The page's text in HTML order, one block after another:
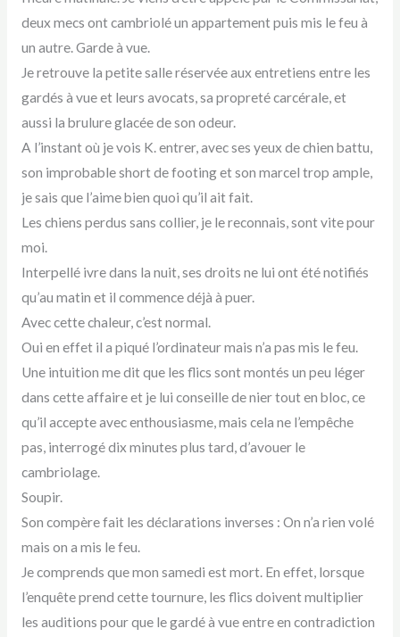
deux mecs ont cambriolé un appartement puis mis le feu à
un autre. Garde à vue.
Je retrouve la petite salle réservée aux entretiens entre les
gardés à vue et leurs avocats, sa propreté carcérale, et
aussi la brulure glacée de son odeur.
A l’instant où je vois K. entrer, avec ses yeux de chien battu,
son improbable short de footing et son marcel trop ample,
je sais que l’aime bien quoi qu’il ait fait.
Les chiens perdus sans collier, je le reconnais, sont vite pour
moi.
Interpellé ivre dans la nuit, ses droits ne lui ont été notifiés
qu’au matin et il commence déjà à puer.
Avec cette chaleur, c’est normal.
Oui en effet il a piqué l’ordinateur mais n’a pas mis le feu.
Une intuition me dit que les flics sont montés un peu léger
dans cette affaire et je lui conseille de nier tout en bloc, ce
qu’il accepte avec enthousiasme, mais cela ne l’empêche
pas, interrogé dix minutes plus tard, d’avouer le
cambriolage.
Soupir.
Son compère fait les déclarations inverses : On n’a rien volé
mais on a mis le feu.
Je comprends que mon samedi est mort. En effet, lorsque
l’enquête prend cette tournure, les flics doivent multiplier
les auditions pour que le gardé à vue entre en contradiction